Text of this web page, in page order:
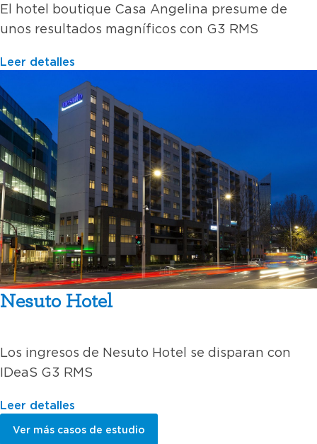
El hotel boutique Casa Angelina presume de
unos resultados magníficos con G3 RMS
Leer detalles
Nesuto Hotel
Los ingresos de Nesuto Hotel se disparan con
IDeaS G3 RMS
Leer detalles
Ver más casos de estudio